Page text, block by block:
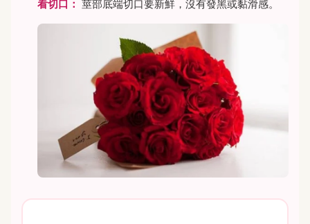
看切口： 莖部底端切口要新鮮，沒有發黑或黏滑感。